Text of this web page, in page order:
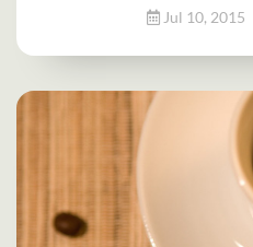
Jul 10, 2015